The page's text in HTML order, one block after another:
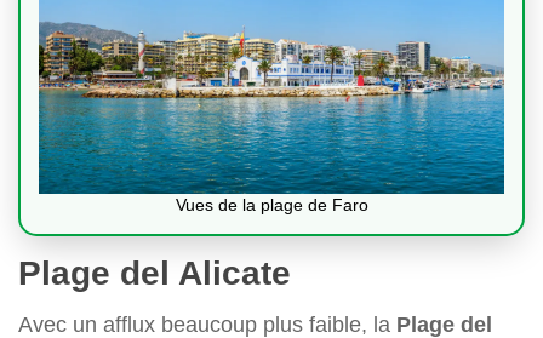
Vues de la plage de Faro
Plage del Alicate
Avec un afflux beaucoup plus faible, la Plage del